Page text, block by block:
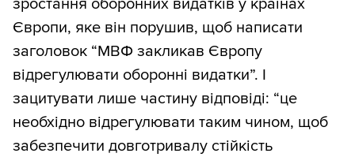
зростання оборонних видатків у країнах
Європи, яке він порушив, щоб написати
заголовок “МВФ закликав Європу
відрегулювати оборонні видатки”. І
зацитувати лише частину відповіді: “це
необхідно відрегулювати таким чином, щоб
забезпечити довготривалу стійкість